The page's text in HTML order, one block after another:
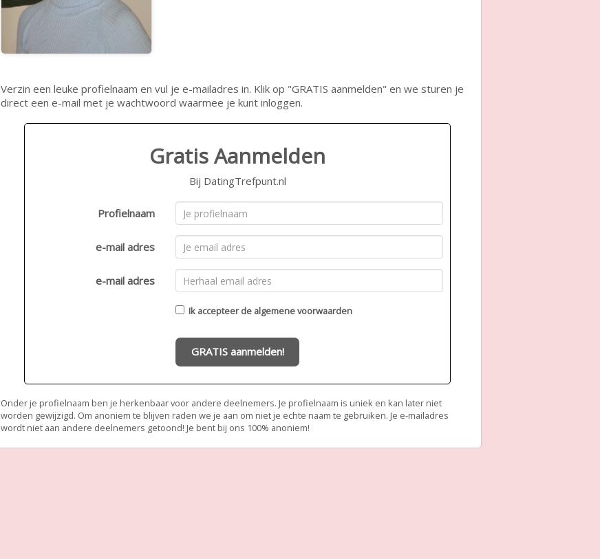
Verzin een leuke profielnaam en vul je e-mailadres in. Klik op "GRATIS aanmelden" en we sturen je
direct een e-mail met je wachtwoord waarmee je kunt inloggen.
Gratis Aanmelden
Bij DatingTrefpunt.nl
Profielnaam
e-mail adres
e-mail adres
Ik accepteer de algemene voorwaarden
GRATIS aanmelden!
Onder je profielnaam ben je herkenbaar voor andere deelnemers. Je profielnaam is uniek en kan later niet
worden gewijzigd. Om anoniem te blijven raden we je aan om niet je echte naam te gebruiken. Je e-mailadres
wordt niet aan andere deelnemers getoond! Je bent bij ons 100% anoniem!